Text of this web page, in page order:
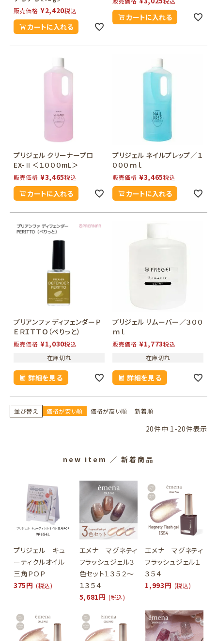
販売価格 ¥2,420税込
カートに入れる
カートに入れる
プリジェル クリーナープロ
EX-Ⅱ＜１０００mL＞
販売価格 ¥3,465税込
カートに入れる
プリジェル ネイルプレップ／１
０００ｍｌ
販売価格 ¥3,465税込
カートに入れる
プリアンファ ディフェンダーＰ
ＥＲＩＴＴＯ（ぺりっと）
販売価格 ¥1,030税込
在庫切れ
詳細を見る
プリジェル リムーバー／３００
ｍｌ
販売価格 ¥1,773税込
在庫切れ
詳細を見る
並び替え 価格が安い順 価格が高い順 新着順
20件中 1-20件表示
new item ／ 新着商品
プリジェル キュ
ーティクルオイル
三角ＰＯＰ
375円 (税込)
エメナ マグネティ
フラッシュジェル３
色セット１３５２～
１３５４
5,681円 (税込)
エメナ マグネティ
フラッシュジェル１
３５４
1,993円 (税込)